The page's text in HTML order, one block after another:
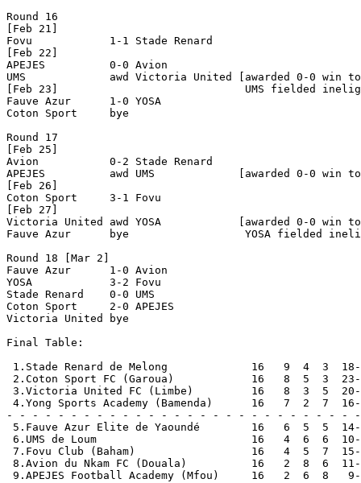
Round 16
[Feb 21]
Fovu            1-1 Stade Renard
[Feb 22]
APEJES          0-0 Avion
UMS             awd Victoria United [awarded 0-0 win
[Feb 23]                             UMS fielded
Fauve Azur      1-0 YOSA
Coton Sport     bye
Round 17
[Feb 25]
Avion           0-2 Stade Renard
APEJES          awd UMS             [awarded 0-0 win
[Feb 26]
Coton Sport     3-1 Fovu
[Feb 27]
Victoria United awd YOSA            [awarded 0-0
Fauve Azur      bye                  YOSA fielded
Round 18 [Mar 2]
Fauve Azur      1-0 Avion
YOSA            3-2 Fovu
Stade Renard    0-0 UMS
Coton Sport     2-0 APEJES
Victoria United bye
Final Table:
1.Stade Renard de Melong
2.Coton Sport FC (Garoua)            16
3.Victoria United FC (Limbe)         16   8
4.Yong Sports Academy (Bamenda)      16   7  2
- - - - - - - - - - - - - - - - - - - - - - - - - - -
5.Fauve Azur Elite de Yaoundé        16   6  5  5
6.UMS de Loum
7.Fovu Club (Baham)
8.Avion du Nkam FC (Douala)
9.APEJES Football Academy (Mfou)